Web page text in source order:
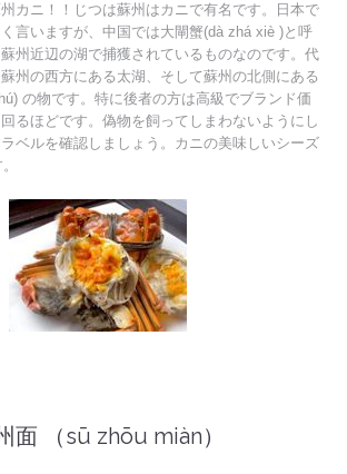
カニ！！じつは蘇州はカニで有名です。日本で
言いますが、中国では大閘蟹(dà zhá xiè )と呼
州近辺の湖で捕獲されているものなのです。代
州の西方にある太湖、そして蘇州の北側にある
の物です。特に後者の方は高級でブランド価
るほどです。偽物を飼ってしまわないようにし
ベルを確認しましょう。カニの美味しいシーズ
面 （sū zhōu miàn）